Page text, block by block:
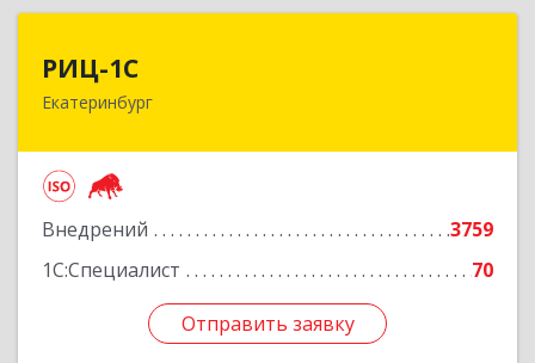
РИЦ-1С
Екатеринбург
Внедрений
3759
1С:Специалист
70
Отправить заявку
620102, Свердловская обл, Екатеринбург г,
Отправить заявку